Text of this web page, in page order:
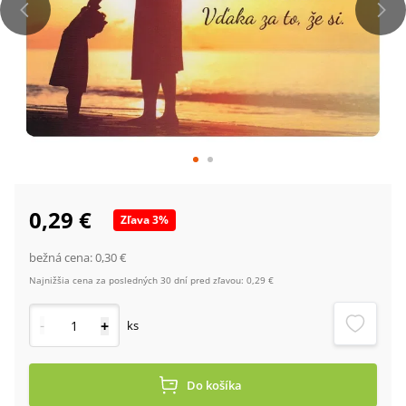
0,29 € Zľava3%
bežná cena:0,30 €
Najnižšia cena za posledných 30 dní pred zľavou: 0,29 €
- + ks
Do košíka